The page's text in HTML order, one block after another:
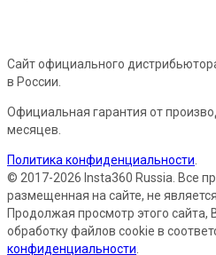
Сайт официального
в России.
Официальная гарантия от
месяцев.
Политика конфиденциальности
© 2017-2026 Insta360 Russia. Все
размещенная на сайте, не
Продолжая просмотр этого сайта,
обработку файлов cookie в
конфиденциальности